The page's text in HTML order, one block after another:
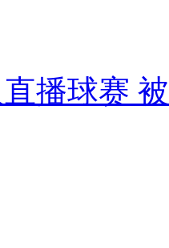
播球赛